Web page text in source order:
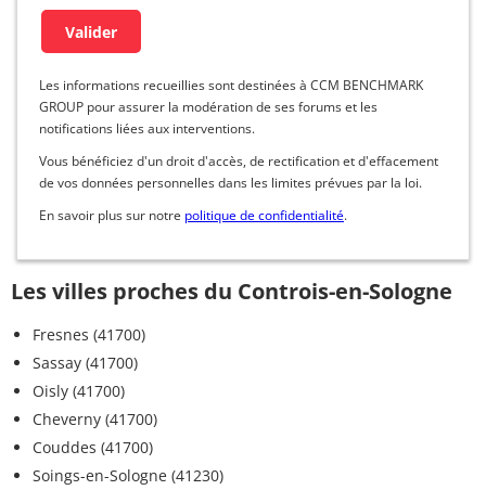
Les informations recueillies sont destinées à CCM BENCHMARK
GROUP pour assurer la modération de ses forums et les
notifications liées aux interventions.
Vous bénéficiez d'un droit d'accès, de rectification et d'effacement
de vos données personnelles dans les limites prévues par la loi.
En savoir plus sur notre politique de confidentialité.
Les villes proches du Controis-en-Sologne
Fresnes (41700)
Sassay (41700)
Oisly (41700)
Cheverny (41700)
Couddes (41700)
Soings-en-Sologne (41230)